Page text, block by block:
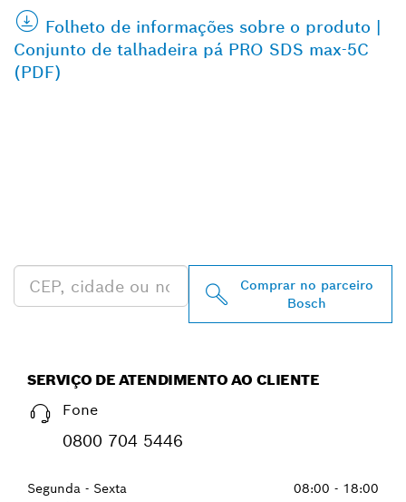
Folheto de informações sobre o produto |
Conjunto de talhadeira pá PRO SDS max-5C
(PDF)
Comprar no parceiro
Bosch
SERVIÇO DE ATENDIMENTO AO CLIENTE
Fone
0800 704 5446
Segunda - Sexta 08:00 - 18:00